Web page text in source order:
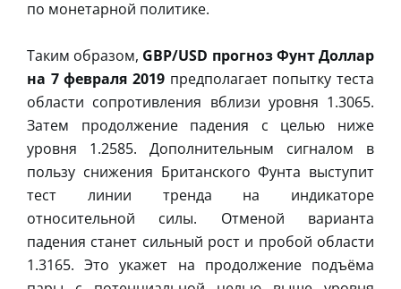
по монетарной политике.
Таким образом, GBP/USD прогноз Фунт Доллар
на 7 февраля 2019 предполагает попытку теста
области сопротивления вблизи уровня 1.3065.
Затем продолжение падения с целью ниже
уровня 1.2585. Дополнительным сигналом в
пользу снижения Британского Фунта выступит
тест линии тренда на индикаторе
относительной силы. Отменой варианта
падения станет сильный рост и пробой области
1.3165. Это укажет на продолжение подъёма